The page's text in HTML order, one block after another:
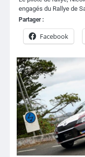
engagés du Rallye de
Partager :
Facebook